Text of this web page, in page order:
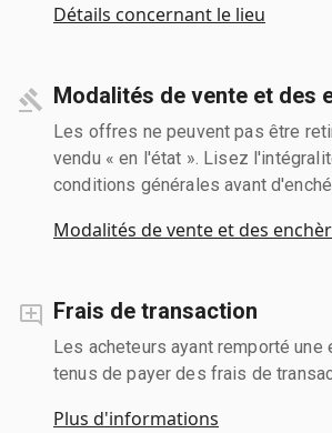
Détails concernant le lieu
Modalités de vente et des
Les offres ne peuvent pas être
vendu « en l'état ». Lisez
conditions générales avant
Modalités de vente et des
Frais de transaction
Les acheteurs ayant remporté une
tenus de payer des frais de
Plus d'informations